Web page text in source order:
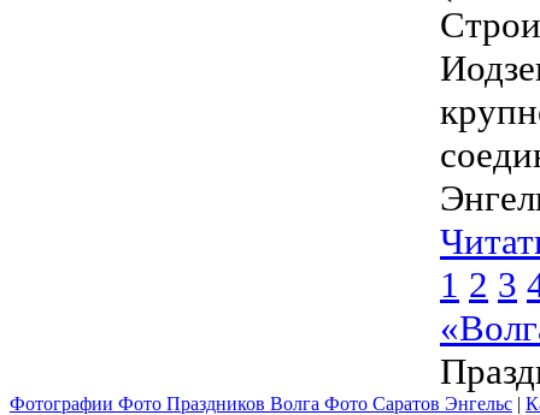
1 2 3
Фотографии Фото Праздников Волга Фото Саратов Энгельс |